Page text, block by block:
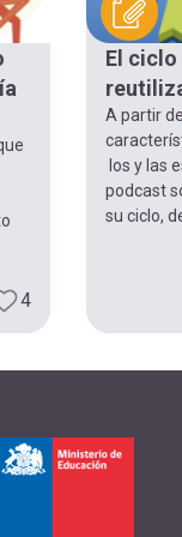
4
El
A partir
los y las
podcast
su ciclo,